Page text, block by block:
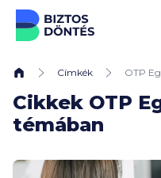
Ugrás a tartalomhoz
Címkék OTP
Cikkek OTP
témában